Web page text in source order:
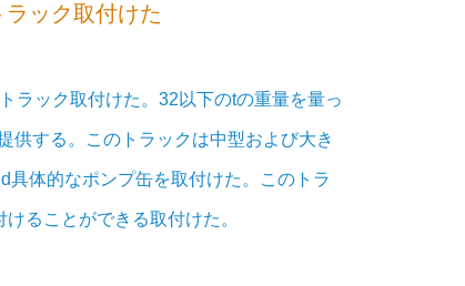
ック取付けた
ラック取付けた。32以下のtの重量を量っ
供する。このトラックは中型および大き
体的なポンプ缶を取付けた。このトラ
ることができる取付けた 。